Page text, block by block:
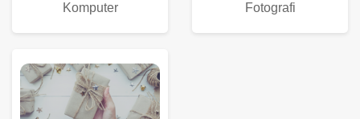
Komputer Fotografi